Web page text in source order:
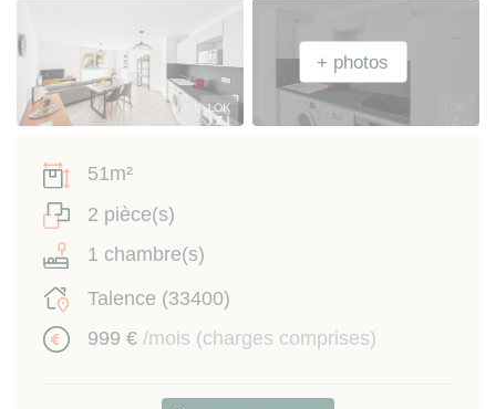
51m²
2 pièce(s)
1 chambre(s)
Talence (33400)
999 € /mois (charges comprises)